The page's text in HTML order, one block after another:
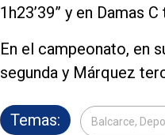
1h23’39” y en Damas
En el campeonato, en
segunda y Márquez
Temas: Balcarce,